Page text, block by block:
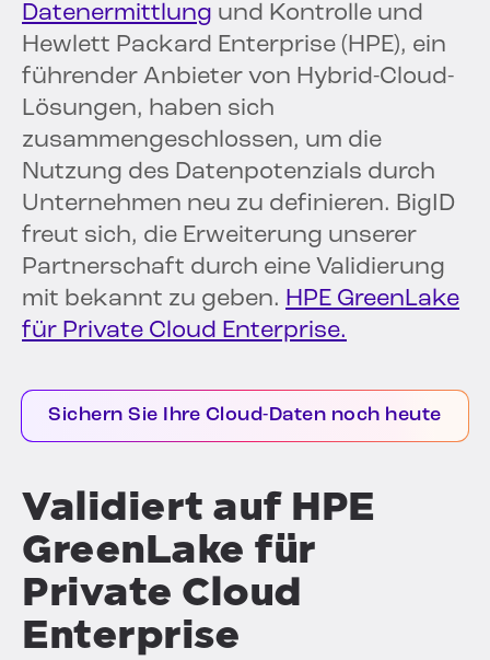
Datenermittlung und Kontrolle und
Hewlett Packard Enterprise (HPE), ein
führender Anbieter von Hybrid-Cloud-
Lösungen, haben sich
zusammengeschlossen, um die
Nutzung des Datenpotenzials durch
Unternehmen neu zu definieren. BigID
freut sich, die Erweiterung unserer
Partnerschaft durch eine Validierung
mit bekannt zu geben. HPE GreenLake
für Private Cloud Enterprise.
Sichern Sie Ihre Cloud-Daten noch heute
Validiert auf HPE
GreenLake für
Private Cloud
Enterprise